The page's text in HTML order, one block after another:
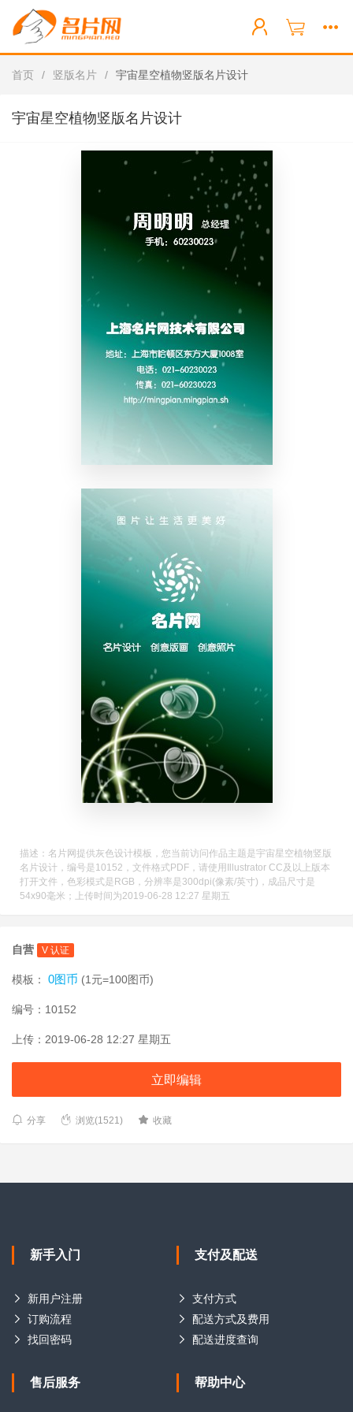
首页 / 竖版名片 / 宇宙星空植物竖版名片设计
宇宙星空植物竖版名片设计
描述：名片网提供灰色设计模板，您当前访问作品主题是宇宙星空植物竖版
名片设计，编号是10152，文件格式PDF，请使用Illustrator CC及以上版本
打开文件，色彩模式是RGB，分辨率是300dpi(像素/英寸)，成品尺寸是
54x90毫米；上传时间为2019-06-28 12:27 星期五
自营 V 认证
模板： 0图币 (1元=100图币)
编号：10152
上传：2019-06-28 12:27 星期五
立即编辑
分享 浏览(1521) 收藏
新手入门
新用户注册
订购流程
找回密码
支付及配送
支付方式
配送方式及费用
配送进度查询
售后服务 帮助中心